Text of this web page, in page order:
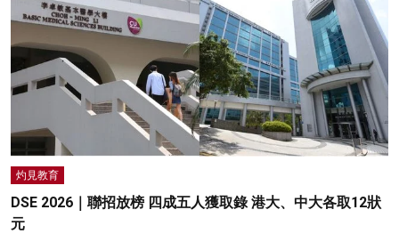
灼見教育
DSE 2026｜聯招放榜 四成五人獲取錄 港大、中大各取12狀
元